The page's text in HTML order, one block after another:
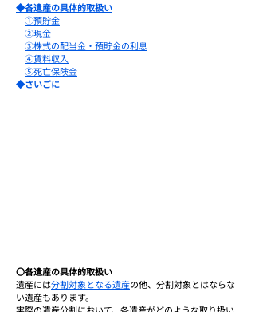
◆各遺産の具体的取扱い
①預貯金
②現金
③株式の配当金・預貯金の利息
④賃料収入
⑤死亡保険金
◆さいごに
〇各遺産の具体的取扱い
遺産には分割対象となる遺産の他、分割対象とはならな
い遺産もあります。